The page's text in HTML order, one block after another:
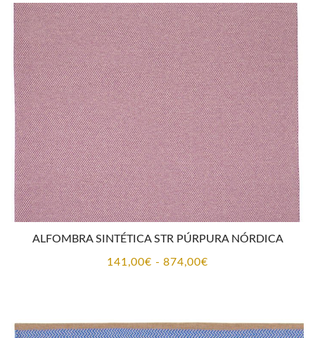
desde
141,00€
hasta
874,00€
ALFOMBRA SINTÉTICA STR PÚRPURA NÓRDICA
141,00€ - 874,00€Rango
desde